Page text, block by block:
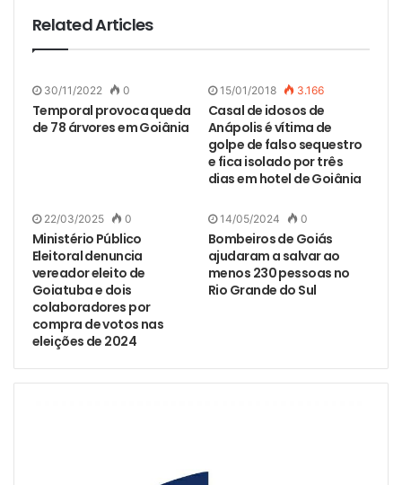
Related Articles
30/11/2022 0
Temporal provoca queda
de 78 árvores em Goiânia
15/01/2018 3.166
Casal de idosos de
Anápolis é vítima de
golpe de falso sequestro
e fica isolado por três
dias em hotel de Goiânia
22/03/2025 0
Ministério Público
Eleitoral denuncia
vereador eleito de
Goiatuba e dois
colaboradores por
compra de votos nas
eleições de 2024
14/05/2024 0
Bombeiros de Goiás
ajudaram a salvar ao
menos 230 pessoas no
Rio Grande do Sul